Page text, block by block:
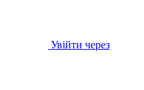
Увійти через